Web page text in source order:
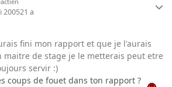
200521 a
fini mon rapport et que je l'aurais
de stage je le metterais peut etre
servir :)
coups de fouet dans ton rapport ?